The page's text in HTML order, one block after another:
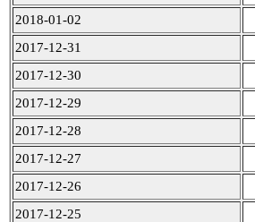
2018-01-02
2017-12-31
2017-12-30
2017-12-29
2017-12-28
2017-12-27
2017-12-26
2017-12-25